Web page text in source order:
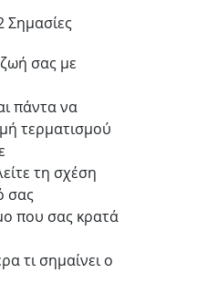
Σημασίες
σας με
πάντα να
τερματισμού
τη σχέση
σας
που σας κρατά
τι σημαίνει ο